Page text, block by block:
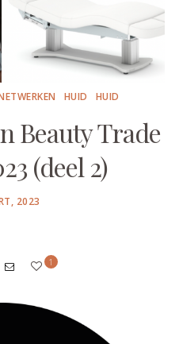
HUID HUID
Beauty Trade
(deel 2)
2023
1